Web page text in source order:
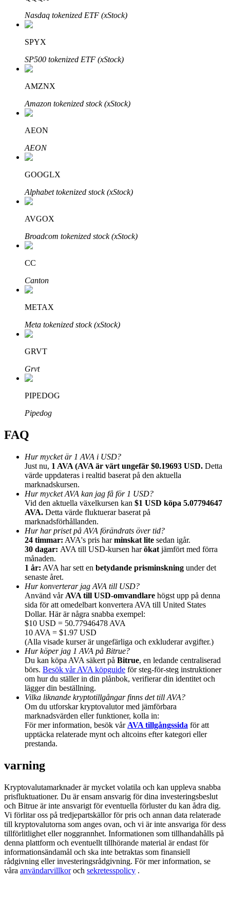
Auto Invest
Ta långsiktig vinst och flexibla intressen
Bitrue
Bitrue Partners
Bitrue Affiliates
Upp till 65% provision!
Hänvisning
Bjud in en vän för att få kontantbelöningar
BTC Welcome Rewards
BTC Welcome Rewards
Deposit & Trade BTC to Share 25000 USDT prize pool!
Deposit CASHCAT & Win
Exclusive for BitMart Users
Register & Trade to Win 500,000 USDT
Precious Metals Trading Carnival
Nasdaq tokenized ETF (xStock)
SPYX
SP500 tokenized ETF (xStock)
AMZNX
Amazon tokenized stock (xStock)
AEON
AEON
GOOGLX
Alphabet tokenized stock (xStock)
AVGOX
Broadcom tokenized stock (xStock)
CC
Canton
METAX
Meta tokenized stock (xStock)
GRVT
Grvt
PIPEDOG
Pipedog
FAQ
Hur mycket är 1 AVA i USD?
Just nu, 1 AVA (AVA är värt ungefär $0.19693 USD. Detta
värde uppdateras i realtid baserat på den aktuella
marknadskursen.
Hur mycket AVA kan jag få för 1 USD?
Vid den aktuella växelkursen kan $1 USD köpa 5.07794647
AVA. Detta värde fluktuerar baserat på
marknadsförhållanden.
Hur har priset på AVA förändrats över tid?
24 timmar: AVA's pris harminskat lite sedan igår.
30 dagar: AVA till USD-kursen harökat jämfört med förra
månaden.
1 år: AVA har sett en betydande prisminskning under det
senaste året.
Hur konverterar jag AVA till USD?
Använd vår AVA till USD-omvandlare högst upp på denna
sida för att omedelbart konvertera AVA till United States
Dollar. Här är några snabba exempel:
$10 USD = 50.77946478 AVA
10 AVA = $1.97 USD
(Alla visade kurser är ungefärliga och exkluderar avgifter.)
Hur köper jag 1 AVA på Bitrue?
Du kan köpa AVA säkert på Bitrue, en ledande centraliserad
börs. Besök vår AVA köpguide för steg-för-steg instruktioner
om hur du ställer in din plånbok, verifierar din identitet och
lägger din beställning.
Vilka liknande kryptotillgångar finns det till AVA?
Om du utforskar kryptovalutor med jämförbara
marknadsvärden eller funktioner, kolla in:
För mer information, besök vår AVA tillgångssida för att
upptäcka relaterade mynt och altcoins efter kategori eller
prestanda.
varning
Kryptovalutamarknader är mycket volatila och kan uppleva snabba
prisfluktuationer. Du är ensam ansvarig för dina investeringsbeslut
och Bitrue är inte ansvarigt för eventuella förluster du kan ådra dig.
Vi förlitar oss på tredjepartskällor för pris och annan data relaterade
till kryptovalutorna som anges ovan, och vi är inte ansvariga för dess
tillförlitlighet eller noggrannhet. Informationen som tillhandahålls på
denna plattform och eventuellt tillhörande material är endast för
informationsändamål och ska inte betraktas som finansiell
rådgivning eller investeringsrådgivning. För mer information, se
våra användarvillkoroch sekretesspolicy .